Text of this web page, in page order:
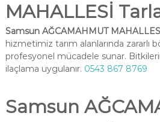
MAHALLESİ
Samsun AĞCAMAHMUT
hizmetimiz tarım alanlarında zararlı
profesyonel mücadele sunar.
ilaçlama uygulanır. 0543 867 8769
Samsun